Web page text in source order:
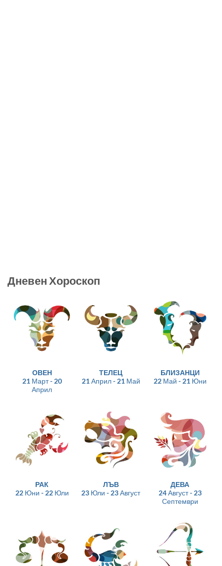
Дневен Хороскоп
ОВЕН
21 Март - 20
Април
ТЕЛЕЦ
21 Април - 21 Май
БЛИЗАНЦИ
22 Май - 21 Юни
РАК
22 Юни - 22 Юли
ЛЪВ
23 Юли - 23 Август
ДЕВА
24 Август - 23
Септември